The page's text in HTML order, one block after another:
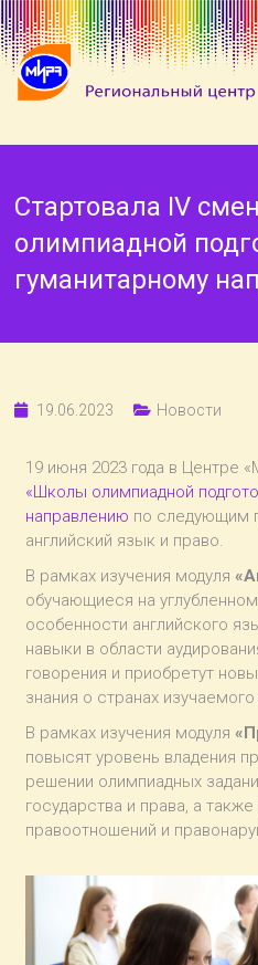
Стартовала IV
олимпиадной
гуманитарному
19.06.2023 Новости
19 июня 2023 года в Центре
«Школы олимпиадной
направлению по следующим
английский язык и право.
В рамках изучения модуля
обучающиеся на
особенности английского
навыки в области
говорения и приобретут
знания о странах
В рамках изучения модуля
повысят уровень владения
решении олимпиадных
государства и права, а
правоотношений и